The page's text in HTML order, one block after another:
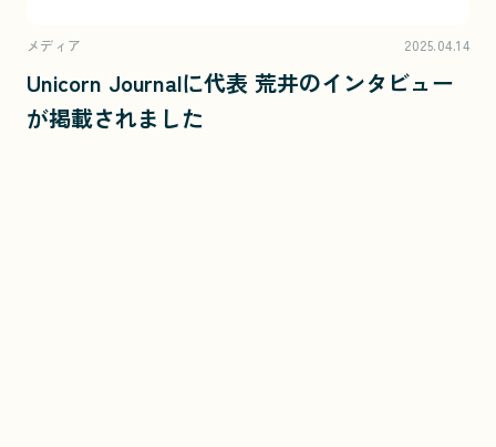
メディア 2025.04.14
Unicorn Journalに代表 荒井のインタビュー
が掲載されました